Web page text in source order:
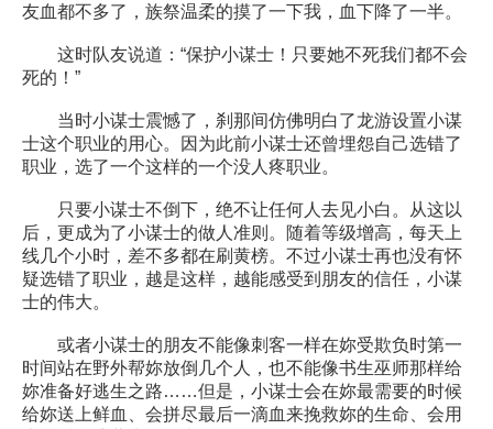
友血都不多了，族祭温柔的摸了一下我，血下降了一半。
这时队友说道：“保护小谋士！只要她不死我们都不会
死的！”
当时小谋士震憾了，刹那间仿佛明白了龙游设置小谋
士这个职业的用心。因为此前小谋士还曾埋怨自己选错了
职业，选了一个这样的一个没人疼职业。
只要小谋士不倒下，绝不让任何人去见小白。从这以
后，更成为了小谋士的做人准则。随着等级增高，每天上
线几个小时，差不多都在刷黄榜。不过小谋士再也没有怀
疑选错了职业，越是这样，越能感受到朋友的信任，小谋
士的伟大。
或者小谋士的朋友不能像刺客一样在妳受欺负时第一
时间站在野外帮妳放倒几个人，也不能像书生巫师那样给
妳准备好逃生之路……但是，小谋士会在妳最需要的时候
给妳送上鲜血、会拼尽最后一滴血来挽救妳的生命、会用